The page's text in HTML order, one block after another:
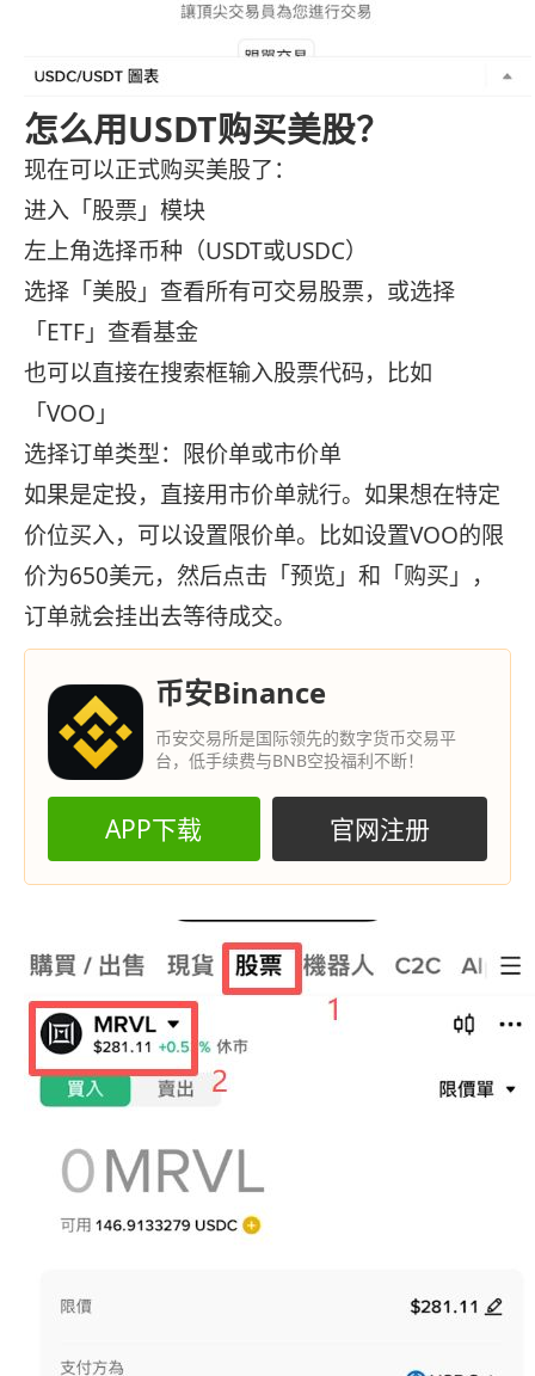
怎么用USDT购买美股？
现在可以正式购买美股了：
进入「股票」模块
左上角选择币种（USDT或USDC）
选择「美股」查看所有可交易股票，或选择
「ETF」查看基金
也可以直接在搜索框输入股票代码，比如
「VOO」
选择订单类型：限价单或市价单
如果是定投，直接用市价单就行。如果想在特定
价位买入，可以设置限价单。比如设置VOO的限
价为650美元，然后点击「预览」和「购买」，
订单就会挂出去等待成交。
币安Binance
币安交易所是国际领先的数字货币交易平
台，低手续费与BNB空投福利不断！
APP下载 官网注册